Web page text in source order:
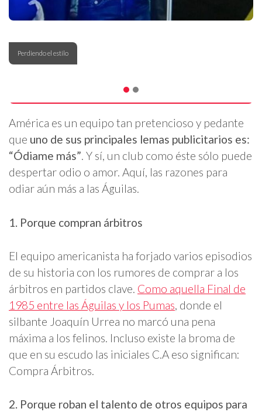
Perdiendo el estilo
América es un equipo tan pretencioso y pedante
que uno de sus principales lemas publicitarios es:
“Ódiame más”. Y sí, un club como éste sólo puede
despertar odio o amor. Aquí, las razones para
odiar aún más a las Águilas.
1. Porque compran árbitros
El equipo americanista ha forjado varios episodios
de su historia con los rumores de comprar a los
árbitros en partidos clave. Como aquella Final de
1985 entre las Águilas y los Pumas, donde el
silbante Joaquín Urrea no marcó una pena
máxima a los felinos. Incluso existe la broma de
que en su escudo las iniciales C.A eso significan:
Compra Árbitros.
2. Porque roban el talento de otros equipos para